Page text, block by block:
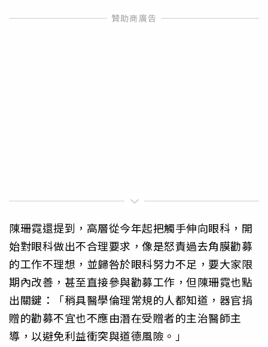
陳珊霓還提到，高層從今年起把觸手伸向眼科，開
始對眼科做出不合理要求，像是怒責過去角膜勸募
的工作不理想，並歸咎於眼科努力不足，要大家限
期內改善，甚至直接參與勸募工作，但陳珊霓也點
出關鍵：「稍具醫學倫理常規的人都知道，器官捐
贈的勸募不宜也不應由潛在受贈者的主治醫師主
導，以避免利益衝突與道德風險。」